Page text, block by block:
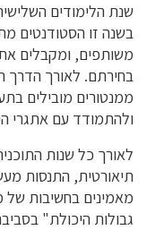
שנת הלימודים
בשנה זו הסטודנטים
משותפים, ומקבלים
בחירתם. לאורך הדרך
ממנטורים מובילים
ולהתמודד עם אתגרי
לאורך כל שנות
תיאורטית, התנסות
מאמינים בחשיבות
גבולות היכולת"